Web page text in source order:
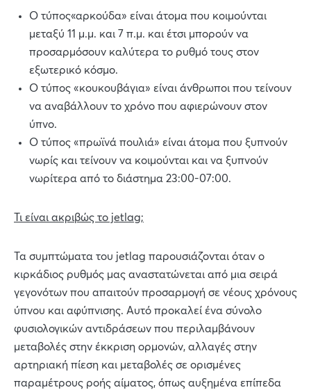
Ο τύπος«αρκούδα» είναι άτομα που κοιμούνται
μεταξύ 11 μ.μ. και 7 π.μ. και έτσι μπορούν να
προσαρμόσουν καλύτερα το ρυθμό τους στον
εξωτερικό κόσμο.
Ο τύπος «κουκουβάγια» είναι άνθρωποι που τείνουν
να αναβάλλουν το χρόνο που αφιερώνουν στον
ύπνο.
Ο τύπος «πρωϊνά πουλιά» είναι άτομα που ξυπνούν
νωρίς και τείνουν να κοιμούνται και να ξυπνούν
νωρίτερα από το διάστημα 23:00-07:00.
Τι είναι ακριβώς το jetlag;
Τα συμπτώματα του jetlag παρουσιάζονται όταν ο
κιρκάδιος ρυθμός μας αναστατώνεται από μια σειρά
γεγονότων που απαιτούν προσαρμογή σε νέους χρόνους
ύπνου και αφύπνισης. Αυτό προκαλεί ένα σύνολο
φυσιολογικών αντιδράσεων που περιλαμβάνουν
μεταβολές στην έκκριση ορμονών, αλλαγές στην
αρτηριακή πίεση και μεταβολές σε ορισμένες
παραμέτρους ροής αίματος, όπως αυξημένα επίπεδα